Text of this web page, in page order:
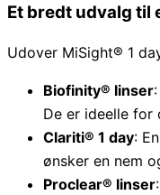
Et bredt udvalg til
Udover MiSight® 1
Biofinity® linser
De er ideelle for
Clariti® 1 day:
ønsker en nem
Proclear® linser